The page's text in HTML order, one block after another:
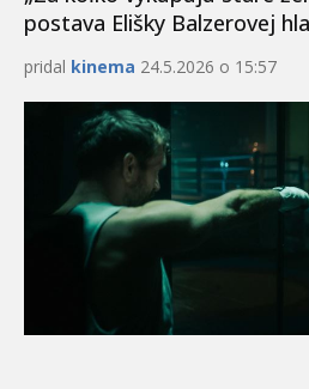
postava Elišky Balzerovej
pridal kinema 24.5.2026 o 15:57